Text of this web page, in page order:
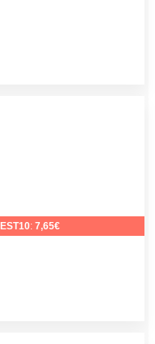
: 7,65€